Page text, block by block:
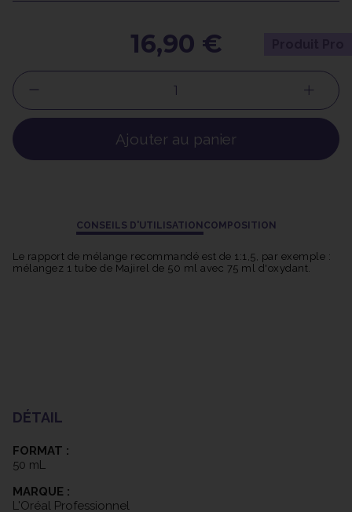
16,90 €
Ajouter au panier
CONSEILS D'UTILISATION COMPOSITION
Le rapport de mélange recommandé est de 1:1,5, par exemple :
mélangez 1 tube de Majirel de 50 ml avec 75 ml d'oxydant.
DÉTAIL
FORMAT :
50 mL
MARQUE :
L'Oréal Professionnel